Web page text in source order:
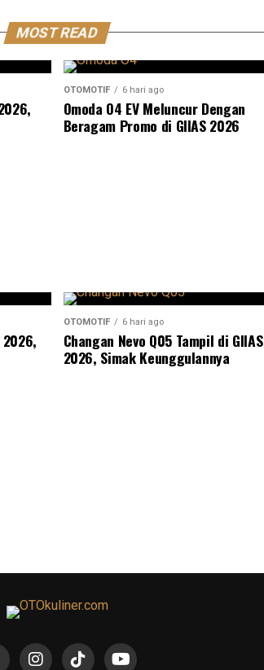
MOST READ
OTOMOTIF 6 hari ago
Omoda O4 EV Meluncur Dengan
Beragam Promo di GIIAS 2026
OTOMOTIF 6 hari ago
Changan Nevo Q05 Tampil di GIIAS
2026, Simak Keunggulannya